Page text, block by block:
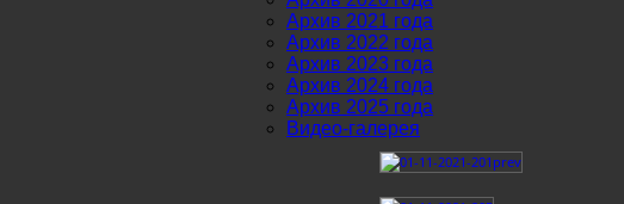
Архив 2021 года
Архив 2022 года
Архив 2023 года
Архив 2024 года
Архив 2025 года
Видео-галерея